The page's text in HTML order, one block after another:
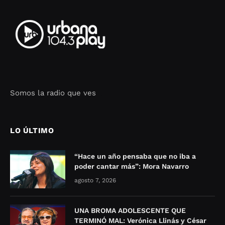
Somos la radio que ves
LO ÚLTIMO
“Hace un año pensaba que no iba a
poder cantar más”: Mora Navarro
agosto 7, 2026
UNA BROMA ADOLESCENTE QUE
TERMINÓ MAL: Verónica Llinás y César